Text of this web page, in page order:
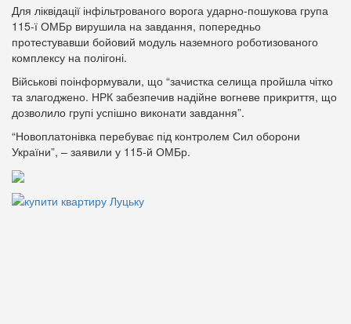
Для ліквідації інфільтрованого ворога ударно-пошукова група
115-ї ОМБр вирушила на завдання, попередньо
протестувавши бойовий модуль наземного роботизованого
комплексу на полігоні.
Військові поінформували, що “зачистка селища пройшла чітко
та злагоджено. НРК забезпечив надійне вогневе прикриття, що
дозволило групі успішно виконати завдання”.
“Новоплатонівка перебуває під контролем Сил оборони
України”, – заявили у 115-й ОМБр.